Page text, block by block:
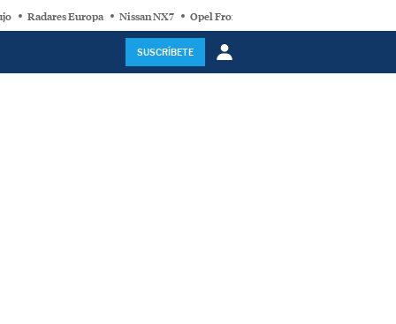
Radares Europa Nissan NX7 Opel Frontera Electric
SUSCRÍBETE